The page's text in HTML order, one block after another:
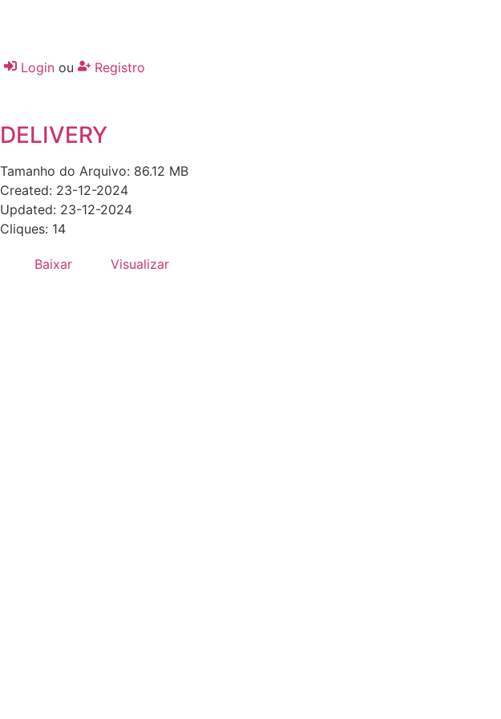
Login ou Registro
DELIVERY
Tamanho do Arquivo: 86.12 MB
Created: 23-12-2024
Updated: 23-12-2024
Cliques: 14
Baixar Visualizar